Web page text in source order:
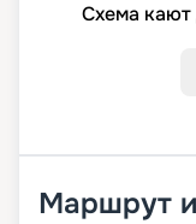
Схема кают
Маршрут